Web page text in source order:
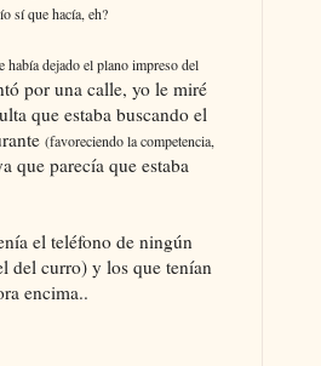
sí que hacía, eh?
había dejado el plano impreso del
por una calle, yo le miré
que estaba buscando el
(favoreciendo la competencia,
que parecía que estaba
el teléfono de ningún
del curro) y los que tenían
encima..